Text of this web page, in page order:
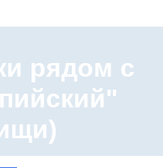
рядом с